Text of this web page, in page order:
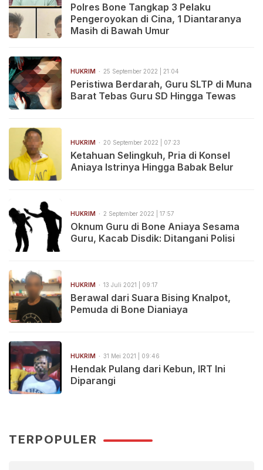
Polres Bone Tangkap 3 Pelaku
Pengeroyokan di Cina, 1 Diantaranya
Masih di Bawah Umur
HUKRIM 25 September 2022 | 21:04
Peristiwa Berdarah, Guru SLTP di Muna
Barat Tebas Guru SD Hingga Tewas
HUKRIM 20 September 2022 | 07:23
Ketahuan Selingkuh, Pria di Konsel
Aniaya Istrinya Hingga Babak Belur
HUKRIM 2 September 2022 | 17:57
Oknum Guru di Bone Aniaya Sesama
Guru, Kacab Disdik: Ditangani Polisi
HUKRIM 13 Juli 2021 | 09:17
Berawal dari Suara Bising Knalpot,
Pemuda di Bone Dianiaya
HUKRIM 31 Mei 2021 | 09:46
Hendak Pulang dari Kebun, IRT Ini
Diparangi
TERPOPULER